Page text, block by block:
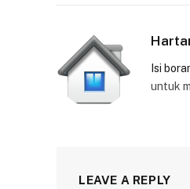
Isi
untuk
LEAVE A REPLY